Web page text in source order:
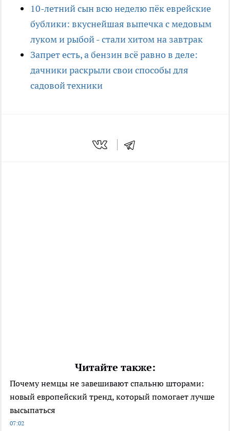
10-летний сын всю неделю пёк еврейские
бублики: вкуснейшая выпечка с медовым
луком и рыбой - стали хитом на завтрак
Запрет есть, а бензин всё равно в деле:
дачники раскрыли свои способы для
садовой техники
Читайте также:
Почему немцы не завешивают спальню шторами:
новый европейский тренд, который помогает лучше
высыпаться
07:02